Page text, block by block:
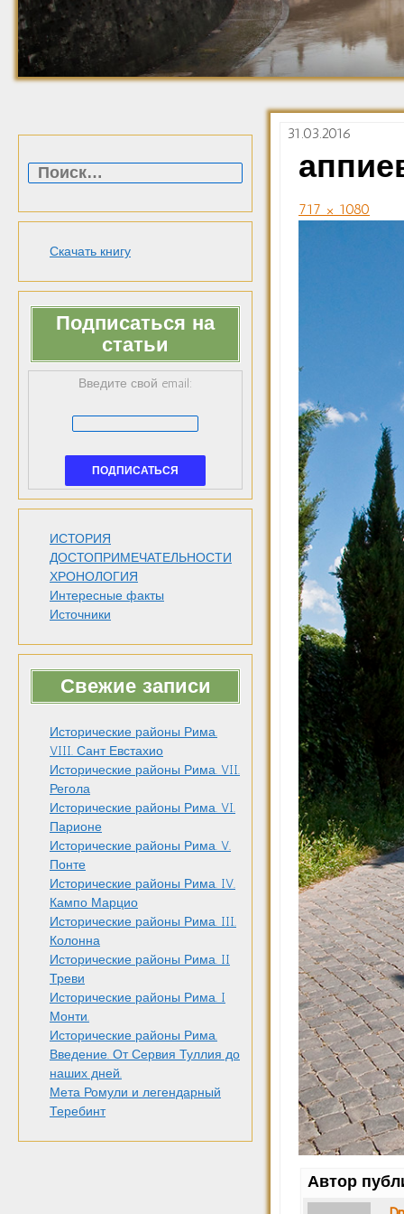
Скачать книгу
Подписаться на
статьи
Введите свой email:
ИСТОРИЯ
ДОСТОПРИМЕЧАТЕЛЬНОСТИ
ХРОНОЛОГИЯ
Интересные факты
Источники
Свежие записи
Исторические районы Рима.
VIII. Сант Евстахио
Исторические районы Рима. VII.
Регола
Исторические районы Рима. VI.
Парионе
Исторические районы Рима. V.
Понте
Исторические районы Рима. IV.
Кампо Марцио
Исторические районы Рима. III.
Колонна
Исторические районы Рима. II
Треви
Исторические районы Рима. I
Монти.
Исторические районы Рима.
Введение. От Сервия Туллия до
наших дней.
Мета Ромули и легендарный
Теребинт
31.03.2016
717 × 1080
Автор